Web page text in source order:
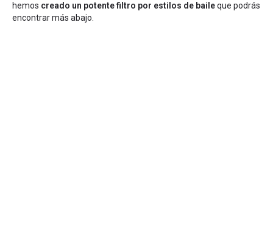
hemos creado un potente filtro por estilos de baileque podrás
encontrar más abajo.